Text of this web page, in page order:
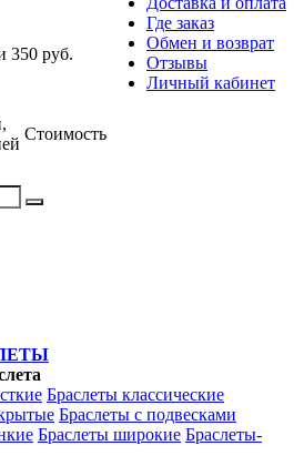
Где заказ
Обмен и возврат
Отзывы
Личный кабинет
350 руб.
Стоимость
Браслеты классические
Браслеты с подвесками
Браслеты широкие Браслеты-